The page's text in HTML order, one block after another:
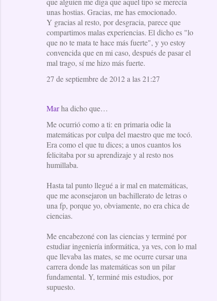
unas hostias. Gracias, me has emocionado.
Y gracias al resto, por desgracia, parece que
compartimos malas experiencias. El dicho es "lo
que no te mata te hace más fuerte", y yo estoy
convencida que en mi caso, después de pasar el
mal trago, sí me hizo más fuerte.
27 de septiembre de 2012 a las 21:27
Marha dicho que…
Me ocurrió como a ti: en primaria odie la
matemáticas por culpa del maestro que me tocó.
Era como el que tu dices; a unos cuantos los
felicitaba por su aprendizaje y al resto nos
humillaba.
Hasta tal punto llegué a ir mal en matemáticas,
que me aconsejaron un bachillerato de letras o
una fp, porque yo, obviamente, no era chica de
ciencias.
Me encabezoné con las ciencias y terminé por
estudiar ingeniería informática, ya ves, con lo mal
que llevaba las mates, se me ocurre cursar una
carrera donde las matemáticas son un pilar
fundamental. Y, terminé mis estudios, por
supuesto.